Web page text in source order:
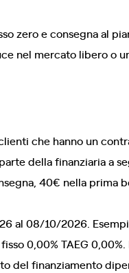
zero e consegna al
nel mercato libero o
che hanno un
della finanziaria a
40€ nella prima
al 08/10/2026.
0,00% TAEG
del finanziamento